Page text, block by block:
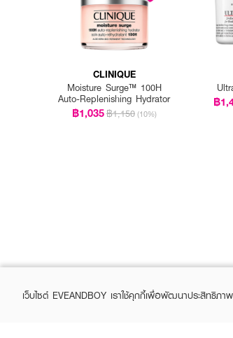
CLINIQUE
Moisture Surge™ 100H
Auto-Replenishing Hydrator
฿1,035฿1,150 (10%)
฿
เว็บไซต์ EVEANDBOY เราใช้คุกกี้เพื่อพัฒนาประสิทธิภ